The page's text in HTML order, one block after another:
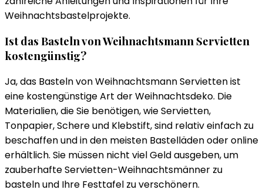
Weihnachtsbastelprojekte.
Ist das Basteln von Weihnachtsmann Servietten
kostengünstig?
Ja, das Basteln von Weihnachtsmann Servietten ist
eine kostengünstige Art der Weihnachtsdeko. Die
Materialien, die Sie benötigen, wie Servietten,
Tonpapier, Schere und Klebstift, sind relativ einfach zu
beschaffen und in den meisten Bastelläden oder online
erhältlich. Sie müssen nicht viel Geld ausgeben, um
zauberhafte Servietten-Weihnachtsmänner zu
basteln und Ihre Festtafel zu verschönern.